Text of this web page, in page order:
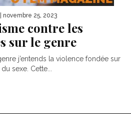
| novembre 25, 2023
contre les
sur le genre
j’entends la violence fondée sur
sexe. Cette...